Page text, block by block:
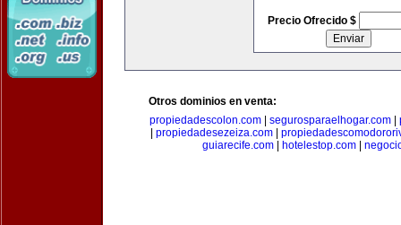
Precio Ofrecido $
Otros dominios en venta:
propiedadescolon.com| segurosparaelhogar.com|
propiedadesezeiza.com|
guiarecife.com
hotelestop.com